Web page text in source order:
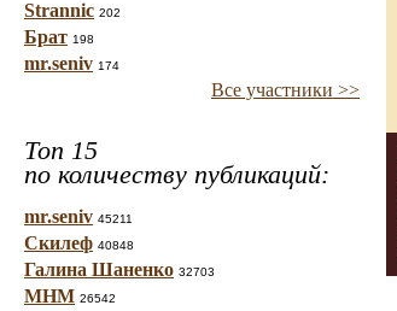
Strannic 202
Брат 198
mr.seniv 174
Все участники >>
Топ 15
по количеству публикаций:
mr.seniv 45211
Скилеф 40848
Галина Шаненко 32703
МНМ 26542